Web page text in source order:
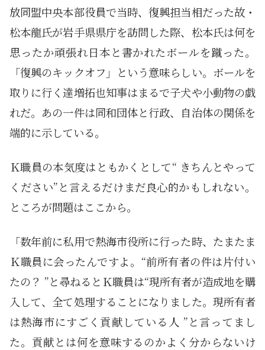
放同盟中央本部役員で当時、復興担当相だった故・
松本龍氏が岩手県県庁を訪問した際、松本氏は何を
思ったか頑張れ日本と書かれたボールを蹴った。
「復興のキックオフ」という意味らしい。ボールを
取りに行く達増拓也知事はまるで子犬や小動物の戯
れだ。あの一件は同和団体と行政、自治体の関係を
端的に示している。
Ｋ職員の本気度はともかくとして“ きちんとやって
ください”と言えるだけまだ良心的かもしれない。
ところが問題はここから。
「数年前に私用で熱海市役所に行った時、たまたま
Ｋ職員に会ったんですよ。“前所有者の件は片付い
たの？ ”と尋ねるとＫ職員は“現所有者が造成地を購
入して、全て処理することになりました。現所有者
は熱海市にすごく貢献している人 ”と言ってまし
た。貢献とは何を意味するのかよく分からないけ